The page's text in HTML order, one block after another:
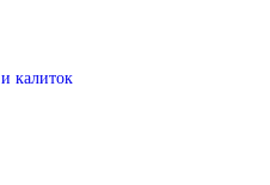
калиток